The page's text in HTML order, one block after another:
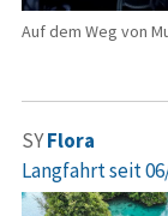
Auf dem Weg von
SYFlora
Langfahrt seit